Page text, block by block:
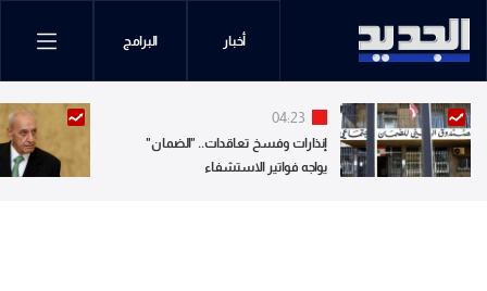
أخبار البرامج
04:23
إنذارات وفسخ تعاقدات.. "الضمان"
يواجه فواتير الاستشفاء